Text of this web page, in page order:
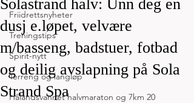
Friidrettsnyheter
Treningstips
Spirit-nytt
Terreng og langløp
Hålandsvannet halvmaraton og 7km 20
Solastrand halv: Unn deg en
dusj e.løpet, velvære
m/basseng, badstuer, fotbad
og deilig avslapning på Sola
Strand Spa